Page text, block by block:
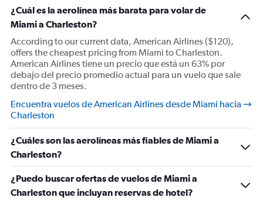
¿Cuál es la aerolínea más barata para volar de
Miami a Charleston?
According to our current data, American Airlines ($120),
offers the cheapest pricing from Miami to Charleston.
American Airlines tiene un precio que está un 63% por
debajo del precio promedio actual para un vuelo que sale
dentro de 3 meses.
Encuentra vuelos de American Airlines desde Miami hacia
Charleston
¿Cuáles son las aerolíneas más fiables de Miami a
Charleston?
¿Puedo buscar ofertas de vuelos de Miami a
Charleston que incluyan reservas de hotel?